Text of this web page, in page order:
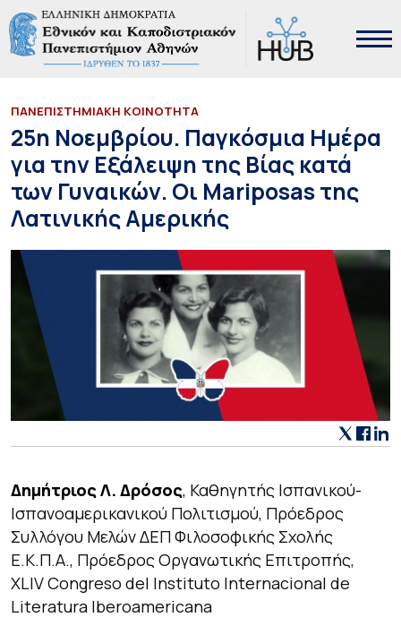
ΠΑΝΕΠΙΣΤΗΜΙΑΚΗ ΚΟΙΝΟΤΗΤΑ
25η Νοεμβρίου. Παγκόσμια Ημέρα
για την Εξάλειψη της Βίας κατά
των Γυναικών. Οι Mariposas της
Λατινικής Αμερικής
Δημήτριος Λ. Δρόσος, Καθηγητής Ισπανικού-
Ισπανοαμερικανικού Πολιτισμού, Πρόεδρος
Συλλόγου Μελών ΔΕΠ Φιλοσοφικής Σχολής
Ε.Κ.Π.Α., Πρόεδρος Οργανωτικής Επιτροπής,
XLIV Congreso del Instituto Internacional de
Literatura Iberoamericana